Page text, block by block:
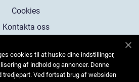
Cookies
Kontakta oss
cookies til at huske dine indstillinger,
af indhold og annoncer. Denne
tredjepart. Ved fortsat brug af websiden